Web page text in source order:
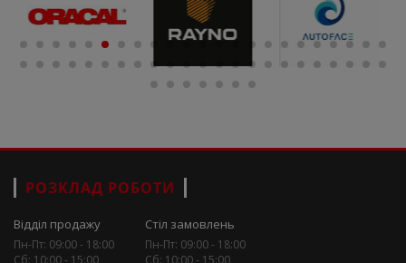
РОЗКЛАД РОБОТИ
Відділ продажу
Пн-Пт: 09:00 - 18:00
Сб: 10:00 - 15:00
Стіл замовлень
Пн-Пт: 09:00 - 18:00
Сб: 10:00 - 15:00